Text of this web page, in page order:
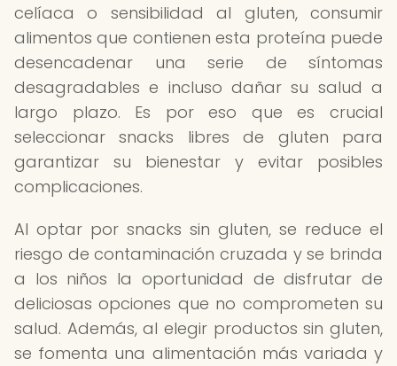
celíaca o sensibilidad al gluten, consumir
alimentos que contienen esta proteína puede
desencadenar una serie de síntomas
desagradables e incluso dañar su salud a
largo plazo. Es por eso que es crucial
seleccionar snacks libres de gluten para
garantizar su bienestar y evitar posibles
complicaciones.
Al optar por snacks sin gluten, se reduce el
riesgo de contaminación cruzada y se brinda
a los niños la oportunidad de disfrutar de
deliciosas opciones que no comprometen su
salud. Además, al elegir productos sin gluten,
se fomenta una alimentación más variada y